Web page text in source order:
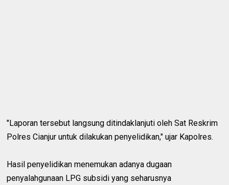
"Laporan tersebut langsung ditindaklanjuti oleh Sat Reskrim
Polres Cianjur untuk dilakukan penyelidikan," ujar Kapolres.
Hasil penyelidikan menemukan adanya dugaan
penyalahgunaan LPG subsidi yang seharusnya